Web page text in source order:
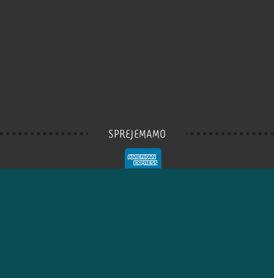
SPREJEMAMO